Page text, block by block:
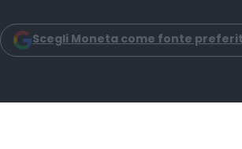
Scegli Moneta come fonte